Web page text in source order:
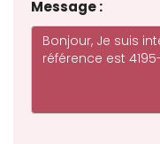
Message :